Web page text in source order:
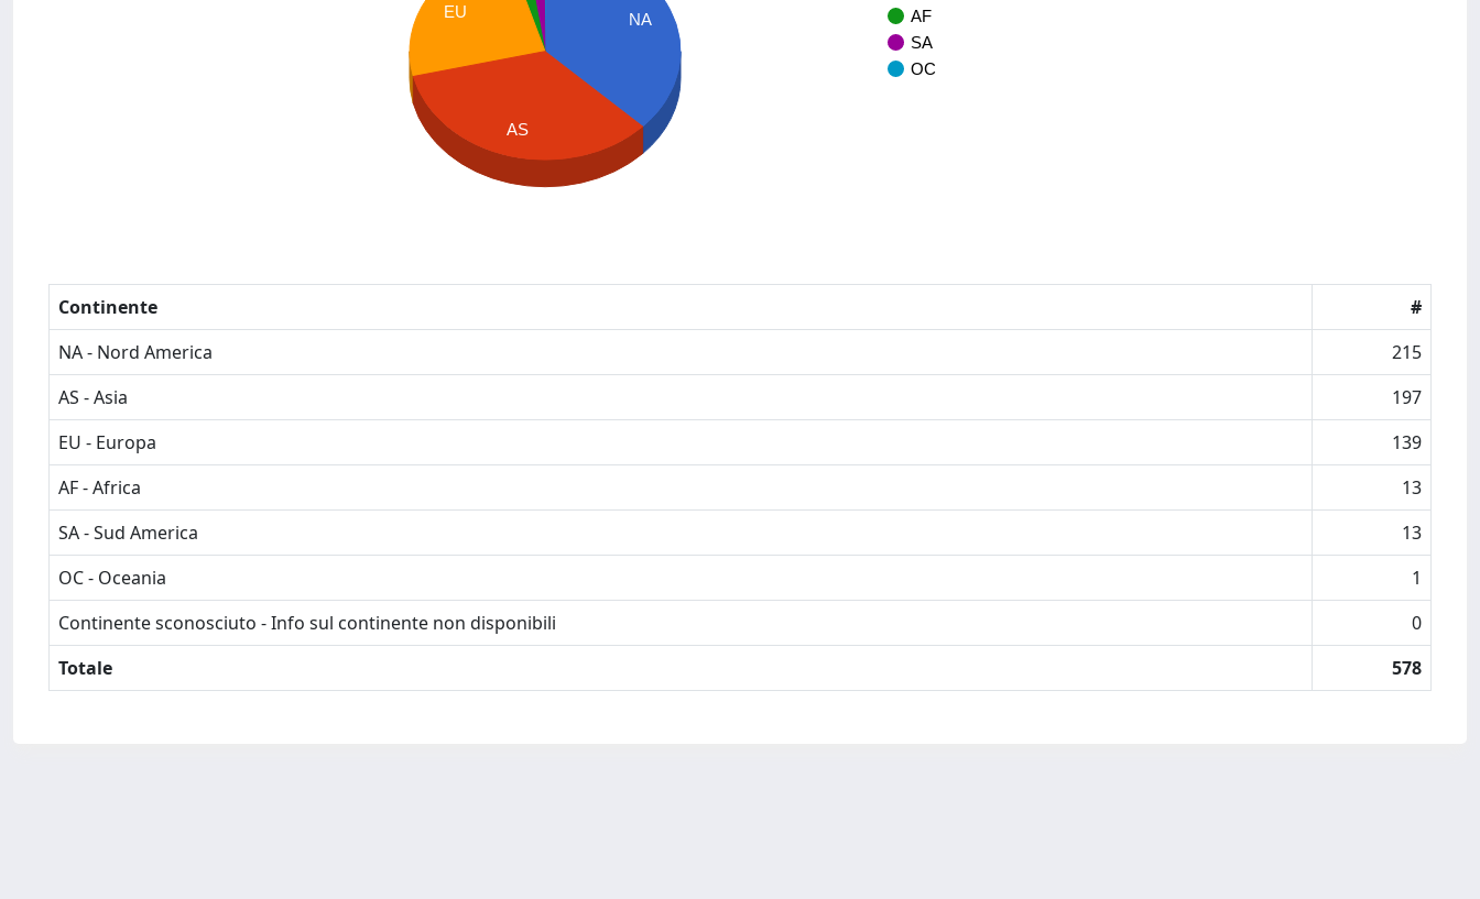
AF
SA
OC
NA
EU
AS
Continente
#
NA - Nord America
215
AS - Asia
197
EU - Europa
139
AF - Africa
13
SA - Sud America
13
OC - Oceania
1
Continente sconosciuto - Info sul continente non disponibili
0
Totale
578